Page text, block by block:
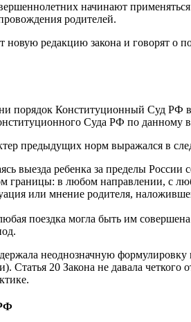
начинают
родителей.
редакцию закона и говорят о
порядок Конституционный Суд РФ
Суда РФ по данному
предыдущих норм выражался в
выезда ребенка за пределы России
границы: в любом направлении, с
или мнение родителя,
поездка могла быть им
неоднозначную
Статья 20 Закона не давала